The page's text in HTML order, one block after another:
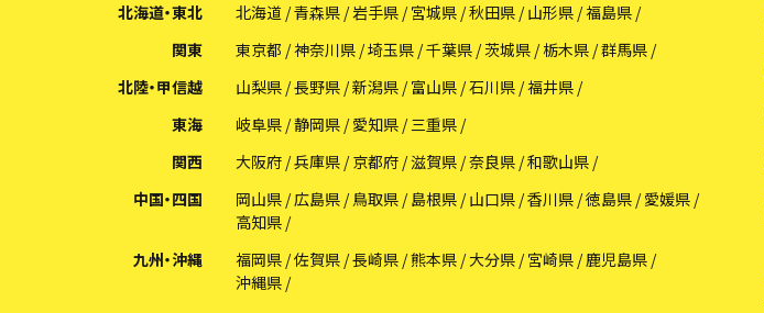
北海道・東北 北海道 青森県 岩手県 宮城県 秋田県 山形県 福島県
関東
東京都 神奈川県 埼玉県 千葉県 茨城県 栃木県 群馬県
北陸・甲信越
山梨県 長野県 新潟県 富山県 石川県 福井県
東海
岐阜県 静岡県 愛知県 三重県
関西
大阪府 兵庫県 京都府 滋賀県 奈良県 和歌山県
中国・四国
岡山県 広島県 鳥取県 島根県 山口県 香川県 徳島県 愛媛県
高知県
九州・沖縄
福岡県 佐賀県 長崎県 熊本県 大分県 宮崎県 鹿児島県
沖縄県